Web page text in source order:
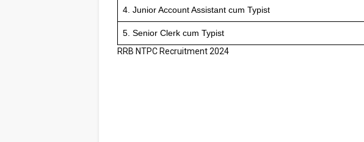
4. Junior Account Assistant cum Typist
5. Senior Clerk cum Typist
RRB NTPC Recruitment 2024